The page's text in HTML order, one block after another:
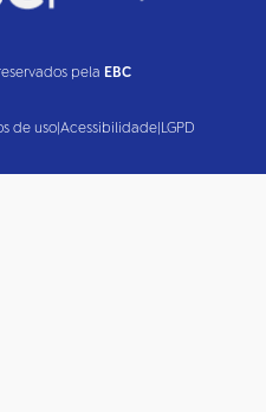
pela EBC
de uso|Acessibilidade|LGPD